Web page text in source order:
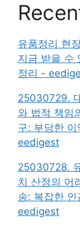
유품정리 현
지금 받을 수
정리 -
25030729.
와 법적 책임
구: 부당한
eedigest
25030728.
치 산정의 어
송: 복잡한
eedigest